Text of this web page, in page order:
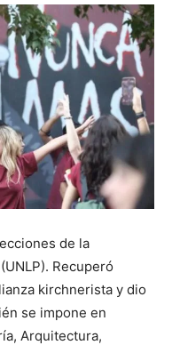
de la
Recuperó
kirchnerista y dio
se impone en
Arquitectura,